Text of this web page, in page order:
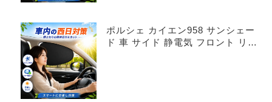
ポルシェ カイエン958 サンシェー
ド 車 サイド 静電気 フロント リア